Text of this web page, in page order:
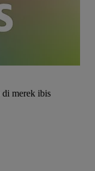
di merek ibis